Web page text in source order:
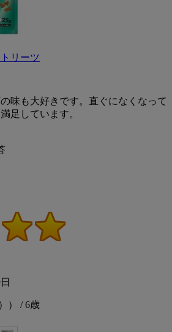
リーツ
味も大好きです。直ぐになくなって
足しています。
） / 6歳